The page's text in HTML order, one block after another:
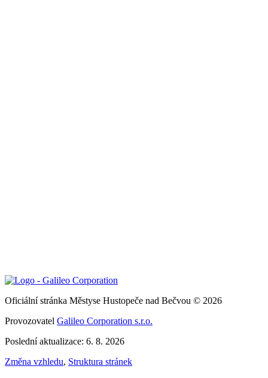
Oficiální stránka Městyse Hustopeče nad Bečvou © 2026
Provozovatel Galileo Corporation s.r.o.
Poslední aktualizace: 6. 8. 2026
Změna vzhledu, Struktura stránek